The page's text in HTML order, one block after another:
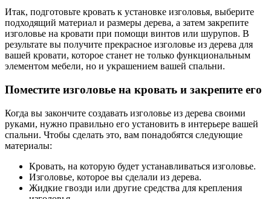
Итак, подготовьте кровать к установке изголовья, выберите
подходящий материал и размеры дерева, а затем закрепите
изголовье на кровати при помощи винтов или шурупов. В
результате вы получите прекрасное изголовье из дерева для
вашей кровати, которое станет не только функциональным
элементом мебели, но и украшением вашей спальни.
Поместите изголовье на кровать и закрепите его
Когда вы закончите создавать изголовье из дерева своими
руками, нужно правильно его установить в интерьере вашей
спальни. Чтобы сделать это, вам понадобятся следующие
материалы:
Кровать, на которую будет устанавливаться изголовье.
Изголовье, которое вы сделали из дерева.
Жидкие гвозди или другие средства для крепления